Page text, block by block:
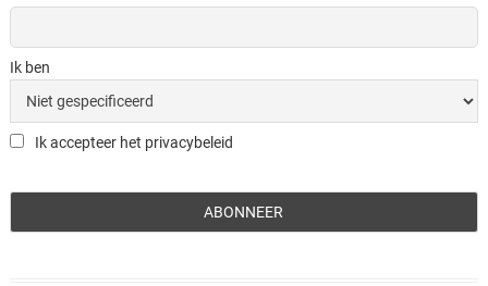
Ik ben
Ik accepteer het privacybeleid